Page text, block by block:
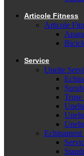
Articole Fitness
Articole
Service
Unelte
Truse